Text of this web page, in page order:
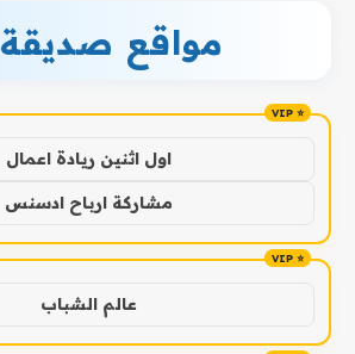
مواقع صديقة
اول اثنين ريادة اعمال
مشاركة ارباح ادسنس
عالم الشباب